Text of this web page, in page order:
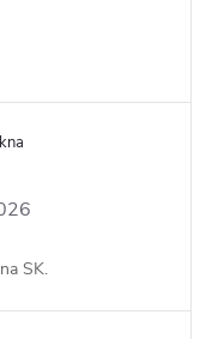
SK.